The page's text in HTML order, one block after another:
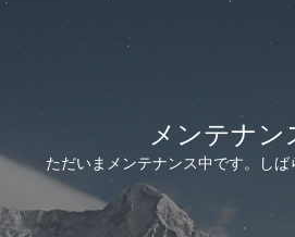
メンテナン
ただいまメンテナンス中です。しば